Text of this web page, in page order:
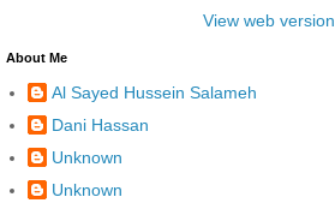
View web version
About Me
Al Sayed Hussein Salameh
Dani Hassan
Unknown
Unknown